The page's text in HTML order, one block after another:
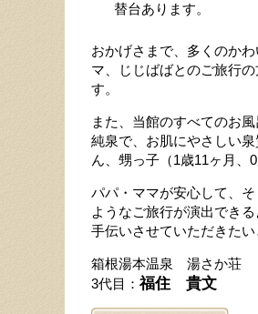
替台あります。
おかげさまで、多くのか
マ、じじばばとのご旅行
す。
また、当館のすべてのお
純泉で、お肌にやさしい
ん、甥っ子（1歳11ヶ月、
パパ・ママが安心して、
ようなご旅行が演出でき
手伝いさせていただきた
箱根湯本温泉 湯さか荘
3代目：福住 貴文